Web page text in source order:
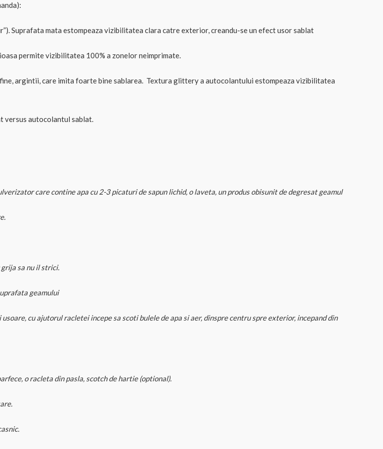
Suprafata mata estompeaza vizibilitatea clara catre exterior, creandu-se un efect usor sablat
permite vizibilitatea 100% a zonelor neimprimate.
argintii, care imita foarte bine sablarea. Textura glittery a autocolantului estompeaza vizibilitatea
versus autocolantul sablat.
care contine apa cu 2-3 picaturi de sapun lichid, o laveta, un produs obisunit de degresat geamul
sa nu il strici.
geamului
cu ajutorul racletei incepe sa scoti bulele de apa si aer, dinspre centru spre exterior, incepand din
o racleta din pasla, scotch de hartie (optional).